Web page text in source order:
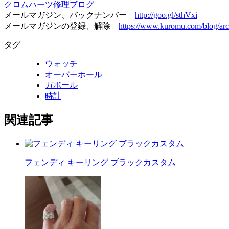
クロムハーツ修理ブログ
メールマガジン、バックナンバー http://goo.gl/sthVxi
メールマガジンの登録、解除 https://www.kuromu.com/blog/
タグ
ウォッチ
オーバーホール
ガボール
時計
関連記事
フェンディ キーリング ブラックカスタム